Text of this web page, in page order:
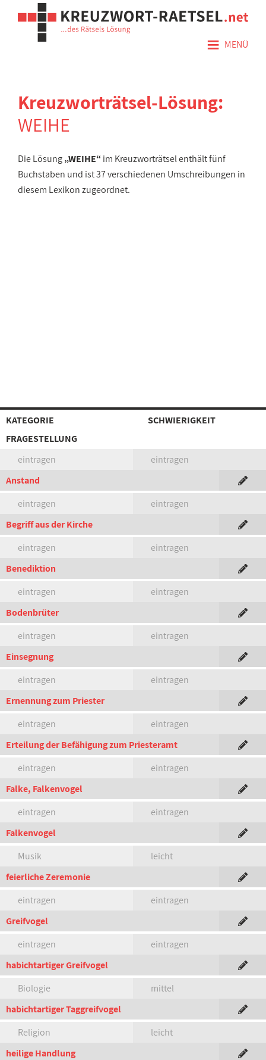
≡ MENÜ
Kreuzworträtsel-Lösung:
WEIHE
Die Lösung„WEIHE“ im Kreuzworträtsel enthält fünf
Buchstaben und ist 37 verschiedenen Umschreibungen in
diesem Lexikon zugeordnet.
KATEGORIE
SCHWIERIGKEIT
FRAGESTELLUNG
eintragen
eintragen
Anstand
eintragen
eintragen
Begriff aus der Kirche
eintragen
eintragen
Benediktion
eintragen
eintragen
Bodenbrüter
eintragen
eintragen
Einsegnung
eintragen
eintragen
Ernennung zum Priester
eintragen
eintragen
Erteilung der Befähigung zum Priesteramt
eintragen
eintragen
Falke, Falkenvogel
eintragen
eintragen
Falkenvogel
Musik
leicht
feierliche Zeremonie
eintragen
eintragen
Greifvogel
eintragen
eintragen
habichtartiger Greifvogel
Biologie
mittel
habichtartiger Taggreifvogel
Religion
leicht
heilige Handlung